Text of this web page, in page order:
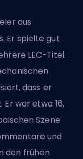
aus
Er spielte gut
LEC-Titel.
dass er
war etwa 16,
Szene
und
den frühen